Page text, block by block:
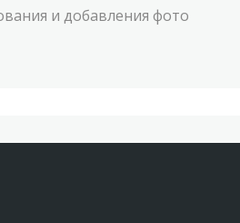
и добавления фото